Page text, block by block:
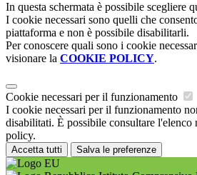
In questa schermata è possibile scegliere
I cookie necessari sono quelli che
piattaforma e non è possibile disabilitarli.
Per conoscere quali sono i cookie
visionare la COOKIE POLICY.
Cookie necessari per il funzionamento
I cookie necessari per il funzionamento
disabilitati. È possibile consultare l'elenco
policy.
Accetta tutti Salva le preferenze